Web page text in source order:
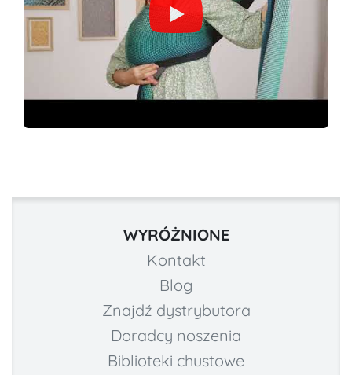
WYRÓŻNIONE
Kontakt
Blog
Znajdź dystrybutora
Doradcy noszenia
Biblioteki chustowe